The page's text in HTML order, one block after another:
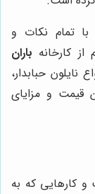
تمام نکات و
کارخانه باران
نایلون حبابدار،
قیمت و مزایای
و کارهایی که به